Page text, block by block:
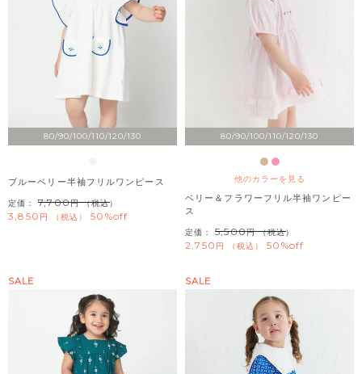
80/90/100/110/120/130
ブルーベリー半袖フリルワンピース
定価： 7,700 （税込）
3,850 税込 50%off
80/90/100/110/120/130
他のカラーを見る
ベリー＆フラワーフリル半袖ワンピー
ス
定価： 5,500 （税込）
2,750 税込 50%off
SALE SALE